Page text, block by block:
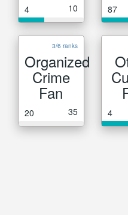
4 10 87
3/6 ranks
Organized
Crime
Fan
20 35 4